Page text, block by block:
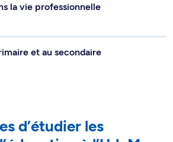
la vie professionnelle
et au secondaire
d’étudier les